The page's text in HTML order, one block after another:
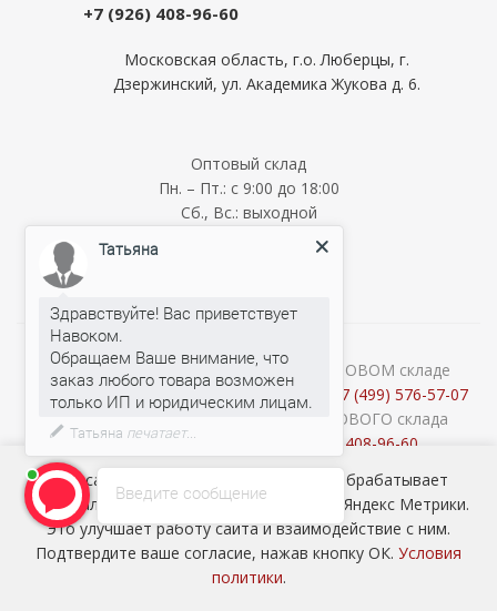
+7 (926) 408-96-60
Московская область, г.о. Люберцы, г.
Дзержинский, ул. Академика Жукова д. 6.
Оптовый склад
Пн. – Пт.: с 9:00 до 18:00
Сб., Вс.: выходной
Мелкооптовый склад
Пн. – Пт.: с 9:00 до 18:00
О наличии и стоимости товара на ОПТОВОМ складе
уточняйте у менеджеров по телефону:
+7 (499) 576-57-07
Консультации продавцов МЕЛКООПТОВОГО склада
(Cash&Carry) по телефону:
+7 (926) 408-96-60
2026 © ООО «НАВОКОМ» - хозтовары, посуда и товары для
сада ОПТОМ
Наш сайт использует cookie-файлы и обрабатывает
персональные данные с использованием Яндекс Метрики.
Это улучшает работу сайта и взаимодействие с ним.
Подтвердите ваше согласие, нажав кнопку ОК. Условия
политики.
Введите сообщение
Татьяна
Здравствуйте! Вас приветствует
Навоком.
Обращаем Ваше внимание, что
заказ любого товара возможен
Татьяна печатает...